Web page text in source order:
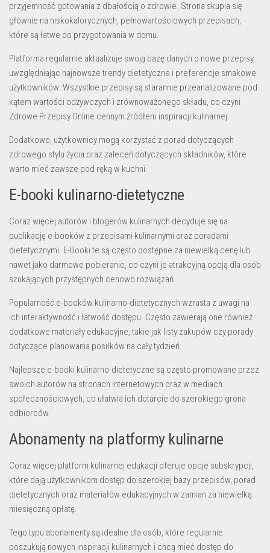
przyjemność gotowania z dbałością o zdrowie. Strona skupia się
głównie na niskokalorycznych, pełnowartościowych przepisach,
które są łatwe do przygotowania w domu.
Platforma regularnie aktualizuje swoją bazę danych o nowe przepisy,
uwzględniając najnowsze trendy dietetyczne i preferencje smakowe
użytkowników. Wszystkie przepisy są starannie przeanalizowane pod
kątem wartości odżywczych i zrównoważonego składu, co czyni
Zdrowe Przepisy Online cennym źródłem inspiracji kulinarnej.
Dodatkowo, użytkownicy mogą korzystać z porad dotyczących
zdrowego stylu życia oraz zaleceń dotyczących składników, które
warto mieć zawsze pod ręką w kuchni.
E-booki kulinarno-dietetyczne
Coraz więcej autorów i blogerów kulinarnych decyduje się na
publikację e-booków z przepisami kulinarnymi oraz poradami
dietetycznymi. E-Booki te są często dostępne za niewielką cenę lub
nawet jako darmowe pobieranie, co czyni je atrakcyjną opcją dla osób
szukających przystępnych cenowo rozwiązań.
Popularność e-booków kulinarno-dietetycznych wzrasta z uwagi na
ich interaktywność i łatwość dostępu. Często zawierają one również
dodatkowe materiały edukacyjne, takie jak listy zakupów czy porady
dotyczące planowania posiłków na cały tydzień.
Najlepsze e-booki kulinarno-dietetyczne są często promowane przez
swoich autorów na stronach internetowych oraz w mediach
społecznościowych, co ułatwia ich dotarcie do szerokiego grona
odbiorców.
Abonamenty na platformy kulinarne
Coraz więcej platform kulinarnej edukacji oferuje opcje subskrypcji,
które dają użytkownikom dostęp do szerokiej bazy przepisów, porad
dietetycznych oraz materiałów edukacyjnych w zamian za niewielką
miesięczną opłatę.
Tego typu abonamenty są idealne dla osób, które regularnie
poszukują nowych inspiracji kulinarnych i chcą mieć dostęp do